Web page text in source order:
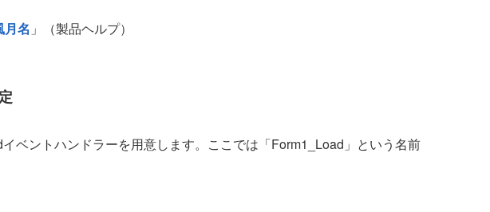
月名 」（製品ヘルプ）
ベントハンドラーを用意します。ここでは「Form1_Load」という名前